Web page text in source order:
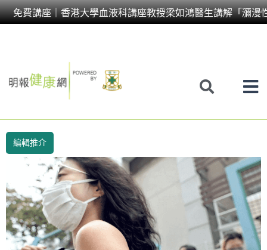
免費講座｜香港大學血液科講座教授梁如鴻醫生講解「瀰
Skip
to
編輯推介